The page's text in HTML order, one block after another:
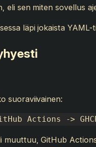
eli sen miten sovellus
läpi jokaista
suoraviivainen:
Actions ->
muuttuu, GitHub